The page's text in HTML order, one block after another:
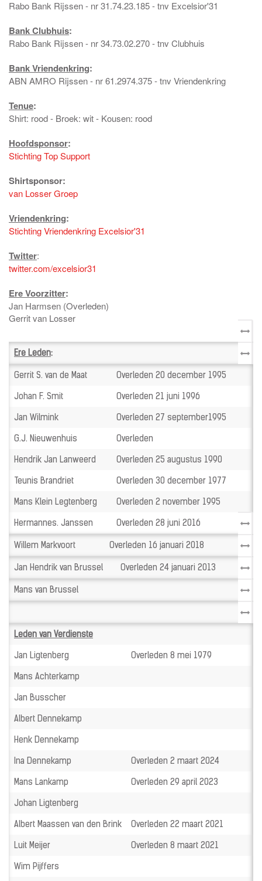
Rabo Bank Rijssen - nr 31.74.23.185 - tnv Excelsior'31
Bank Clubhuis:
Rabo Bank Rijssen - nr 34.73.02.270 - tnv Clubhuis
Bank Vriendenkring:
ABN AMRO Rijssen - nr 61.2974.375 - tnv Vriendenkring
Tenue:
Shirt: rood - Broek: wit - Kousen: rood
Hoofdsponsor:
Stichting Top Support
Shirtsponsor:
van Losser Groep
Vriendenkring:
Stichting Vriendenkring Excelsior'31
Twitter:
twitter.com/excelsior31
Ere Voorzitter:
Jan Harmsen (Overleden)
Gerrit van Losser
Ere Leden:
Gerrit S. van de Maat Overleden 20 december 1995
Johan F. Smit Overleden 21 juni 1996
Jan Wilmink Overleden 27 september1995
G.J. Nieuwenhuis Overleden
Hendrik Jan Lanweerd Overleden 25 augustus 1990
Teunis Brandriet Overleden 30 december 1977
Mans Klein Legtenberg Overleden 2 november 1995
Hermannes. Janssen Overleden 28 juni 2016
Willem Markvoort Overleden 16 januari 2018
Jan Hendrik van Brussel Overleden 24 januari 2013
Mans van Brussel
Leden van Verdienste
Jan Ligtenberg Overleden 8 mei 1979
Mans Achterkamp
Jan Busscher
Albert Dennekamp
Henk Dennekamp
Ina Dennekamp Overleden 2 maart 2024
Mans Lankamp Overleden 29 april 2023
Johan Ligtenberg
Albert Maassen van den Brink Overleden 22 maart 2021
Luit Meijer Overleden 8 maart 2021
Wim Pijffers